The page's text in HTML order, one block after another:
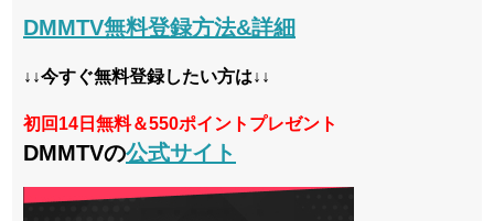
DMMTV無料登録方法&詳細
↓↓今すぐ無料登録したい方は↓↓
初回14日無料＆550ポイントプレゼント
DMMTVの公式サイト